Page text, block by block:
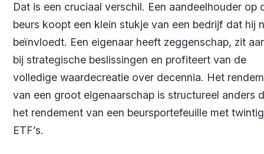
Dat is een cruciaal verschil. Een aandeelhouder op
beurs koopt een klein stukje van een bedrijf dat hij
beïnvloedt. Een eigenaar heeft zeggenschap, zit
bij strategische beslissingen en profiteert van de
volledige waardecreatie over decennia. Het
van een groot eigenaarschap is structureel anders
het rendement van een beursportefeuille met twintig
ETF’s.